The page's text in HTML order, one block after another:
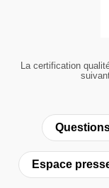
La certification
Espace